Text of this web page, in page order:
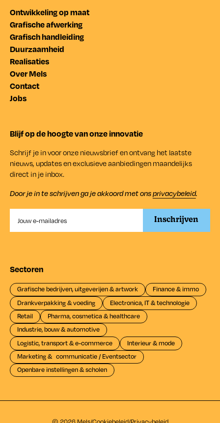
Ontwikkeling op maat
Grafische afwerking
Grafisch handleiding
Duurzaamheid
Realisaties
Over Mels
Contact
Jobs
Blijf op de hoogte van onze innovatie
Schrijf je in voor onze nieuwsbrief en ontvang het laatste
nieuws, updates en exclusieve aanbiedingen maandelijks
direct in je inbox.
Door je in te schrijven ga je akkoord met onsprivacybeleid.
Sectoren
Grafische bedrijven, uitgeverijen & artwork
Finance & immo
Drankverpakking & voeding
Electronica, IT & technologie
Retail
Pharma, cosmetica & healthcare
Industrie, bouw & automotive
Logistic, transport & e-commerce
Interieur & mode
Marketing & communicatie / Eventsector
Openbare instellingen & scholen
© 2026 Mels/Cookiebeleid/Privacybeleid